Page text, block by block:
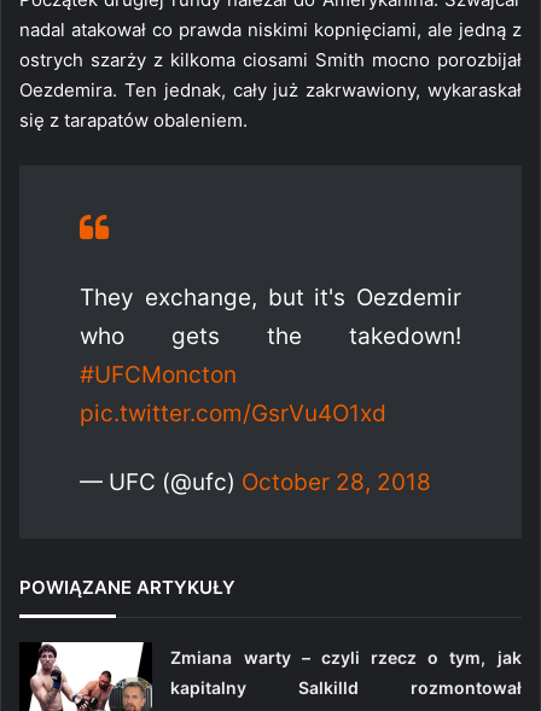
nadal atakował co prawda niskimi kopnięciami, ale jedną z
ostrych szarży z kilkoma ciosami Smith mocno porozbijał
Oezdemira. Ten jednak, cały już zakrwawiony, wykaraskał
się z tarapatów obaleniem.
They exchange, but it's Oezdemir
who gets the takedown!
#UFCMoncton
pic.twitter.com/GsrVu4O1xd
— UFC (@ufc) October 28, 2018
POWIĄZANE ARTYKUŁY
Zmiana warty – czyli rzecz o tym, jak
kapitalny Salkilld rozmontował